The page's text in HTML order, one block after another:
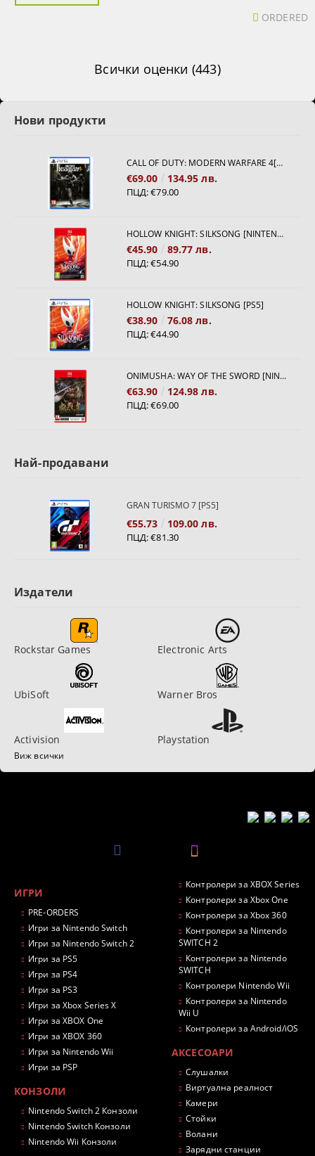
ORDERED
Всички оценки (443)
Нови продукти
CALL OF DUTY: MODERN WARFARE 4[PS5]
€69.00 134.95 лв.
ПЦД:€79.00
HOLLOW KNIGHT: SILKSONG [NINTENDO SWITCH 2]
€45.90 89.77 лв.
ПЦД:€54.90
HOLLOW KNIGHT: SILKSONG [PS5]
€38.90 76.08 лв.
ПЦД:€44.90
ONIMUSHA: WAY OF THE SWORD [NINTENDO SWITCH 2]
€63.90 124.98 лв.
ПЦД:€69.00
Най-продавани
GRAN TURISMO 7 [PS5]
€55.73 109.00 лв.
ПЦД:€81.30
Издатели
Rockstar Games Electronic Arts
UbiSoft Warner Bros
Activision Playstation
Виж всички
ИГРИ
PRE-ORDERS
Игри за Nintendo Switch
Игри за Nintendo Switch 2
Игри за PS5
Игри за PS4
Игри за PS3
Игри за Xbox Series X
Игри за XBOX One
Игри за XBOX 360
Игри за Nintendo Wii
Игри за PSP
КОНЗОЛИ
Nintendo Switch 2 Конзоли
Nintendo Switch Конзоли
Nintendo Wii Конзоли
Контролери за XBOX Series
Контролери за Xbox One
Контролери за Xbox 360
Контролери за Nintendo
SWITCH 2
Контролери за Nintendo
SWITCH
Контролери Nintendo Wii
Контролери за Nintendo
Wii U
Контролери за Android/iOS
АКСЕСОАРИ
Слушалки
Виртуална реалност
Камери
Стойки
Волани
Зарядни станции